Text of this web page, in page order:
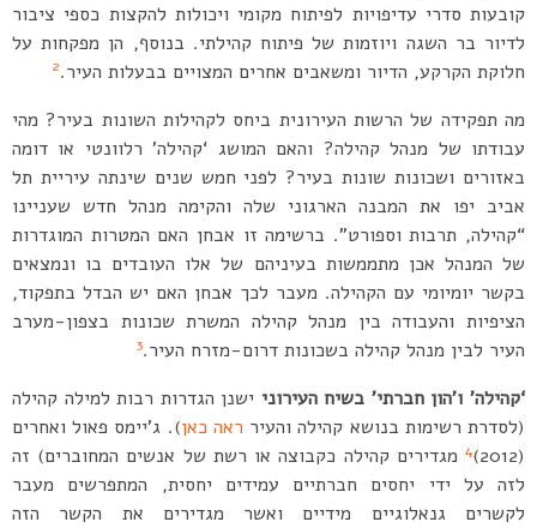
קובעות סדרי עדיפויות לפיתוח מקומי ויכולות להקצות כספי ציבור
לדיור בר השגה ויוזמות של פיתוח קהילתי. בנוסף, הן מפקחות על
חלוקת הקרקע, הדיור ומשאבים אחרים המצויים בבעלות העיר.2
מה תפקידה של הרשות העירונית ביחס לקהילות השונות בעיר? מהי
עבודתו של מנהל קהילה? והאם המושג ‘קהילה’ רלוונטי או דומה
באזורים ושכונות שונות בעיר? לפני חמש שנים שינתה עיריית תל
אביב יפו את המבנה הארגוני שלה והקימה מנהל חדש שעניינו
“קהילה, תרבות וספורט”. ברשימה זו אבחן האם המטרות המוגדרות
של המנהל אכן מתממשות בעיניהם של אלו העובדים בו ונמצאים
בקשר יומיומי עם הקהילה. מעבר לכך אבחן האם יש הבדל בתפקוד,
הציפיות והעבודה בין מנהל קהילה המשרת שכונות בצפון-מערב
העיר לבין מנהל קהילה בשכונות דרום-מזרח העיר.3
‘קהילה’ ו’הון חברתי’ בשיח העירוני ישנן הגדרות רבות למילה קהילה
(לסדרת רשימות בנושא קהילה והעיר ראה כאן). ג’יימס פאול ואחרים
(2012)
4 מגדירים קהילה כקבוצה או רשת של אנשים המחוברים) זה
לזה על ידי יחסים חברתיים עמידים יחסית, המתפרשים מעבר
לקשרים גנאלוגיים מידיים ואשר מגדירים את הקשר הזה